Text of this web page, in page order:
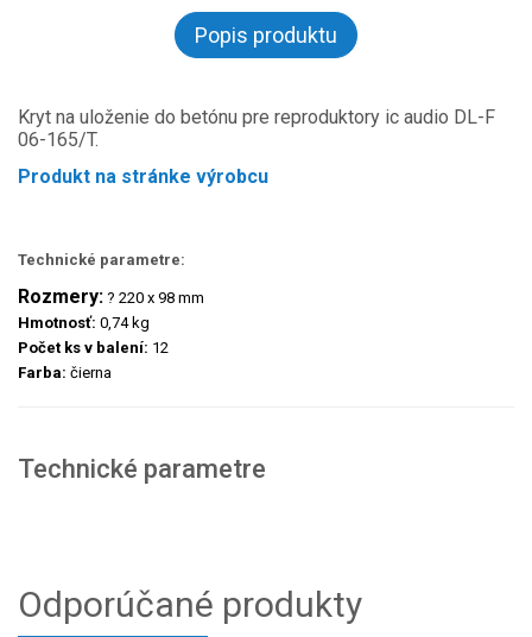
Popis produktu
Kryt na uloženie do betónu pre reproduktory ic audio DL-F
06-165/T.
Produkt na stránke výrobcu
Technické parametre:
Rozmery: ? 220 x 98 mm
Hmotnosť: 0,74 kg
Počet ks v balení: 12
Farba: čierna
Technické parametre
Odporúčané produkty